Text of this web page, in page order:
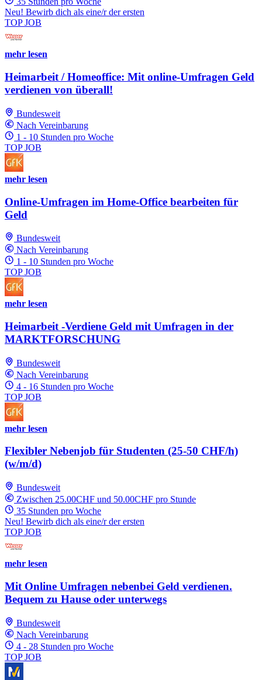
Neu! Bewirb dich als eine/r der ersten
TOP JOB
mehr lesen
Heimarbeit / Homeoffice: Mit online-Umfragen Geld
verdienen von überall!
Bundesweit
Nach Vereinbarung
1 - 10 Stunden pro Woche
TOP JOB
mehr lesen
Online-Umfragen im Home-Office bearbeiten für
Geld
Bundesweit
Nach Vereinbarung
1 - 10 Stunden pro Woche
TOP JOB
mehr lesen
Heimarbeit -Verdiene Geld mit Umfragen in der
MARKTFORSCHUNG
Bundesweit
Nach Vereinbarung
4 - 16 Stunden pro Woche
TOP JOB
mehr lesen
Flexibler Nebenjob für Studenten (25-50 CHF/h)
(w/m/d)
Bundesweit
Zwischen 25.00CHF und 50.00CHF pro Stunde
35 Stunden pro Woche
Neu! Bewirb dich als eine/r der ersten
TOP JOB
mehr lesen
Mit Online Umfragen nebenbei Geld verdienen.
Bequem zu Hause oder unterwegs
Bundesweit
Nach Vereinbarung
4 - 28 Stunden pro Woche
TOP JOB